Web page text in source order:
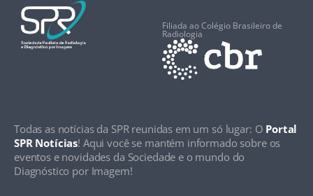
Filiada ao Colégio Brasileiro de
Radiologia
Todas as notícias da SPR reunidas em um só lugar: O Portal
SPR Notícias! Aqui você se mantém informado sobre os
eventos e novidades da Sociedade e o mundo do
Diagnóstico por Imagem!